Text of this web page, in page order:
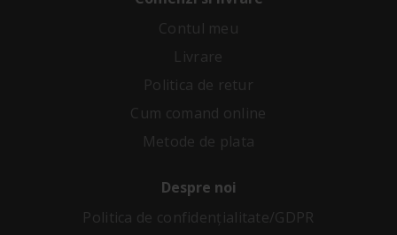
Contul meu
Livrare
Politica de retur
Cum comand online
Metode de plata
Despre noi
Politica de confidenţialitate/GDPR